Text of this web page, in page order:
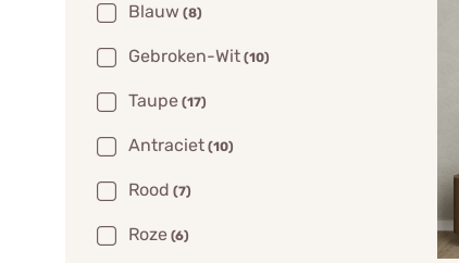
Blauw (8)
Gebroken-Wit (10)
Taupe (17)
Antraciet (10)
Rood (7)
Roze (6)